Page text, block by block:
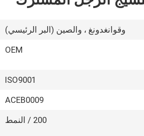
وقوانغدونغ ، والصين (البر الرئيسي)
OEM
ISO9001
ACEB0009
200 / النمط